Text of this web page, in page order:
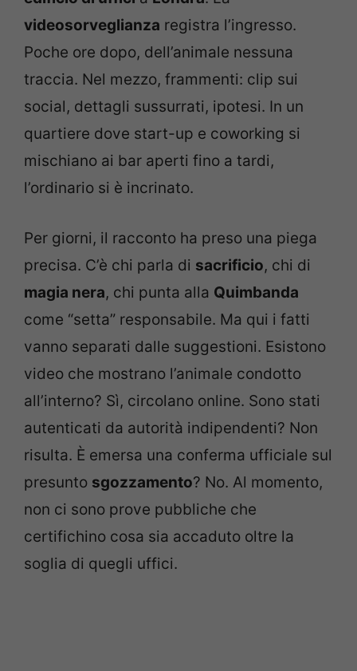
videosorveglianza registra l’ingresso.
Poche ore dopo, dell’animale nessuna
traccia. Nel mezzo, frammenti: clip sui
social, dettagli sussurrati, ipotesi. In un
quartiere dove start-up e coworking si
mischiano ai bar aperti fino a tardi,
l’ordinario si è incrinato.
Per giorni, il racconto ha preso una piega
precisa. C’è chi parla di sacrificio, chi di
magia nera, chi punta alla Quimbanda
come “setta” responsabile. Ma qui i fatti
vanno separati dalle suggestioni. Esistono
video che mostrano l’animale condotto
all’interno? Sì, circolano online. Sono stati
autenticati da autorità indipendenti? Non
risulta. È emersa una conferma ufficiale sul
presunto sgozzamento? No. Al momento,
non ci sono prove pubbliche che
certifichino cosa sia accaduto oltre la
soglia di quegli uffici.